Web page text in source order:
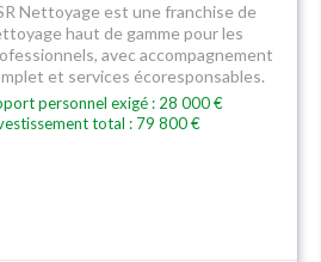
Nettoyage est une franchise de
haut de gamme pour les
avec accompagnement
et services écoresponsables.
personnel exigé : 28 000 €
total : 79 800 €